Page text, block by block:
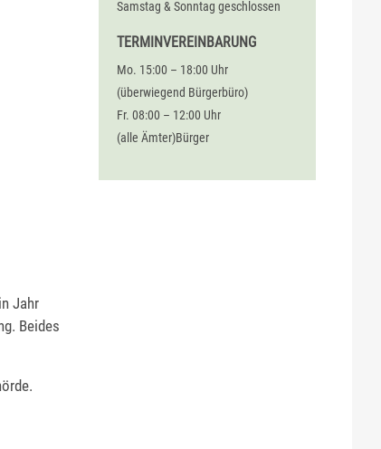
Jahr
Beides
Samstag & Sonntag geschlossen
TERMINVEREINBARUNG
Mo. 15:00 – 18:00 Uhr
(überwiegend Bürgerbüro)
Fr. 08:00 – 12:00 Uhr
(alle Ämter)Bürger